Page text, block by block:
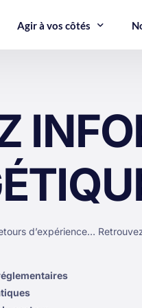
Agir à vos côtés
d’expérience…